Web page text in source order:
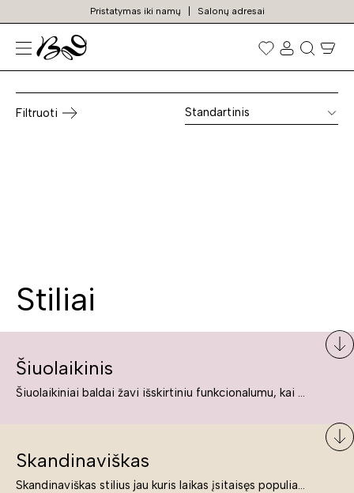
Pristatymas iki namų Salonų adresai
Prekių
paieška
Lova transformeris
Filtruoti Standartinis
Stiliai
Šiuolaikinis
Šiuolaikiniai baldai žavi išskirtiniu funkcionalumu, kai kurie jų pelnytai net pavadinami meno kūriniais, nes jie tikrai yra išskirtiniai, originalūs ir puikiai atliepiantys į šiuolaikinių žmonių poreikius bei gyvenimo būdo ypatumus.
Skandinaviškas
Skandinaviškas stilius jau kuris laikas įsitaisęs populiariausiųjų sąraše. Namai, butai labai dažnai įrengiami remiantis būtent šio stiliaus ypatumais. Dėl švelnių spalvų, praktiškumo ir estetikos jis masina tuos, kurie neabejingi šviesiem ar neutralių spalvų koloritui, paprastumui, funkcionalumui, natūralumui ir stilingai estetikai. Platų skandinaviškų baldų spektrą rasite „Deinavos baldų“ asortimente.